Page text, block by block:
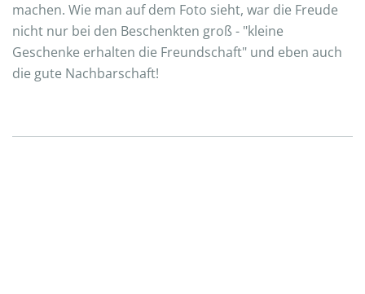
machen. Wie man auf dem Foto sieht, war die Freude
nicht nur bei den Beschenkten groß - "kleine
Geschenke erhalten die Freundschaft" und eben auch
die gute Nachbarschaft!